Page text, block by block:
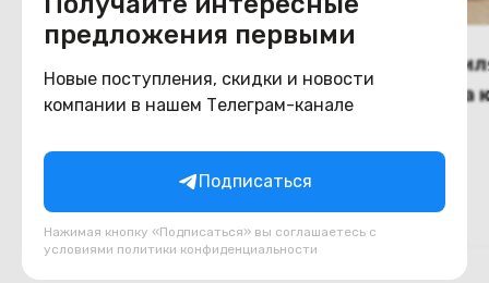
предложения первыми
Новые поступления, скидки и новости
компании в нашем Телеграм-канале
Подписаться
Нажимая кнопку «Подписаться» вы соглашаетесь с
условиями политики конфиденциальности
напольный с пультом
(белый)
В корзину
90
(новый.)
настольный на
В корзину